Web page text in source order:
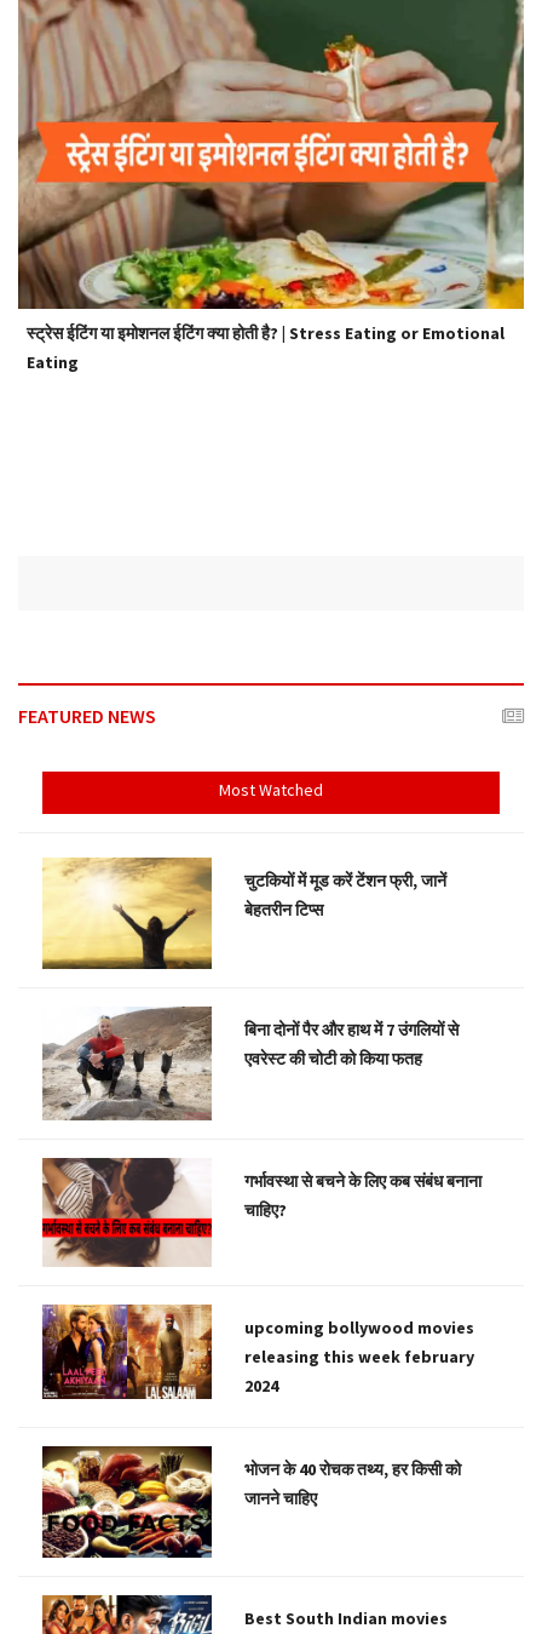
स्ट्रेस ईटिंग या इमोशनल ईटिंग क्या होती है? | Stress Eating or Emotional
Eating
FEATURED NEWS
Most Watched
चुटकियों में मूड करें टेंशन फ्री, जानें
बेहतरीन टिप्स
बिना दोनों पैर और हाथ में 7 उंगलियों से
एवरेस्ट की चोटी को किया फतह
गर्भावस्था से बचने के लिए कब संबंध बनाना
चाहिए?
upcoming bollywood movies
releasing this week february
2024
भोजन के 40 रोचक तथ्य, हर किसी को
जानने चाहिए
Best South Indian movies